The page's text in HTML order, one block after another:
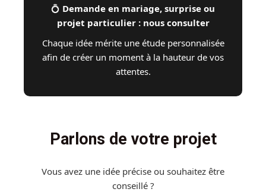
💍 Demande en mariage, surprise ou
projet particulier : nous consulter
Chaque idée mérite une étude personnalisée
afin de créer un moment à la hauteur de vos
attentes.
Parlons de votre projet
Vous avez une idée précise ou souhaitez être
conseillé ?